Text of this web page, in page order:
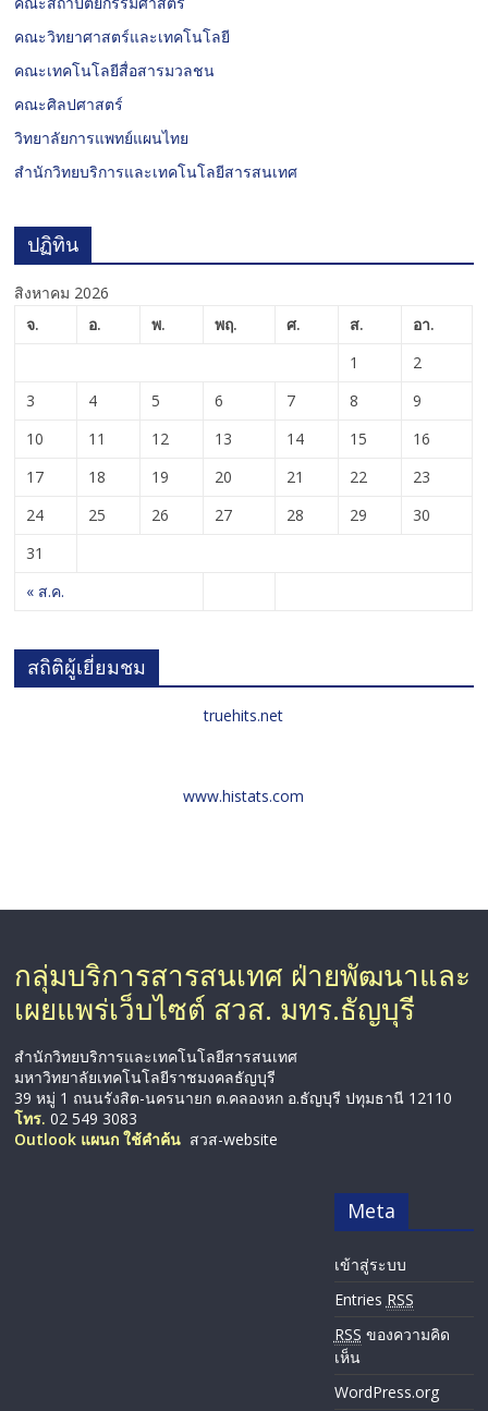
คณะวิทยาศาสตร์และเทคโนโลยี
คณะเทคโนโลยีสื่อสารมวลชน
คณะศิลปศาสตร์
วิทยาลัยการแพทย์แผนไทย
สำนักวิทยบริการและเทคโนโลยีสารสนเทศ
ปฏิทิน
สิงหาคม 2026
จ.
อ. พ. พฤ. ศ. ส. อา.
« ส.ค.
1
2
3
4 5 6 7 8
9
10
11 12 13 14 15
16
17
18 19 20 21 22
23
24
25 26 27 28 29
30
31
สถิติผู้เยี่ยมชม
truehits.net
www.histats.com
กลุ่มบริการสารสนเทศ ฝ่ายพัฒนาและ
เผยแพร่เว็บไซต์ สวส. มทร.ธัญบุรี
สำนักวิทยบริการและเทคโนโลยีสารสนเทศ
มหาวิทยาลัยเทคโนโลยีราชมงคลธัญบุรี
39 หมู่ 1 ถนนรังสิต-นครนายก ต.คลองหก อ.ธัญบุรี ปทุมธานี 12110
โทร. 02 549 3083
Outlook แผนก ใช้คำค้น สวส-website
Meta
เข้าสู่ระบบ
Entries RSS
RSS ของความคิด
เห็น
WordPress.org